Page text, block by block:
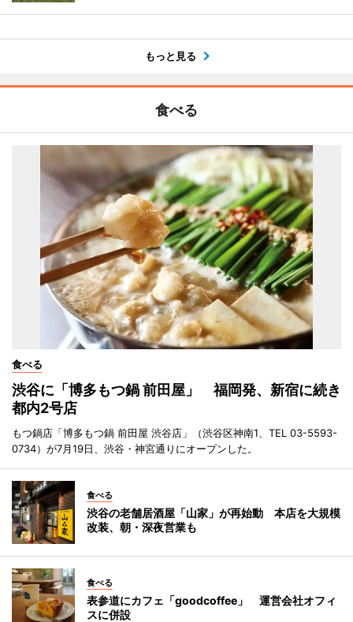
もっと見る
食べる
食べる
渋谷に「博多もつ鍋 前田屋」 福岡発、新宿に続き
都内2号店
もつ鍋店「博多もつ鍋 前田屋 渋谷店」（渋谷区神南1、TEL 03-5593-
0734）が7月19日、渋谷・神宮通りにオープンした。
食べる
渋谷の老舗居酒屋「山家」が再始動 本店を大規模
改装、朝・深夜営業も
食べる
表参道にカフェ「goodcoffee」 運営会社オフィ
スに併設